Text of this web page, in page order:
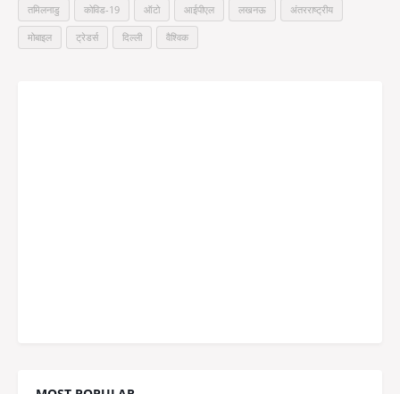
तमिलनाडु कोविड-19 ऑटो आईपीएल लखनऊ अंतरराष्ट्रीय
मोबाइल ट्रेडर्स दिल्ली वैश्विक